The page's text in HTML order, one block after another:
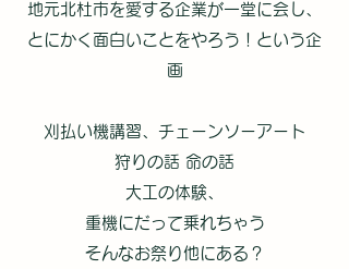
地元北杜市を愛する企業が一堂に会し、
とにかく面白いことをやろう！という企
画
刈払い機講習、チェーンソーアート
狩りの話 命の話
大工の体験、
重機にだって乗れちゃう
​そんなお祭り他にある？